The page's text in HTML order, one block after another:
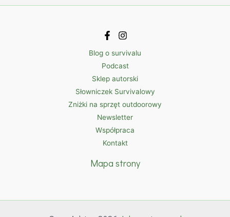
Blog o survivalu
Podcast
Sklep autorski
Słowniczek Survivalowy
Zniżki na sprzęt outdoorowy
Newsletter
Współpraca
Kontakt
Mapa strony